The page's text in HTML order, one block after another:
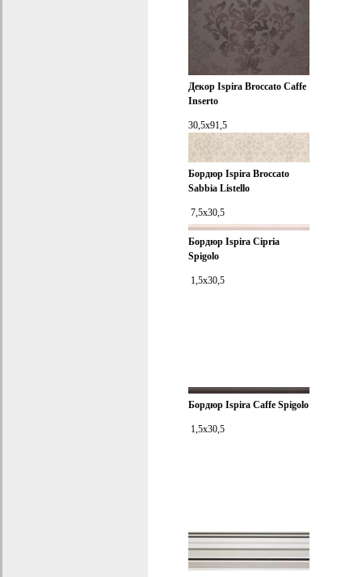
Декор Ispira Broccato Caffe
Inserto
30,5x91,5
Бордюр Ispira Broccato
Sabbia Listello
7,5x30,5
Бордюр Ispira Cipria
Spigolo
1,5x30,5
Бордюр Ispira Caffe Spigolo
1,5x30,5